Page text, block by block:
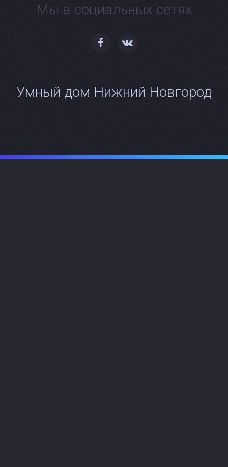
Мы в социальных сетях
Умный дом Нижний Новгород